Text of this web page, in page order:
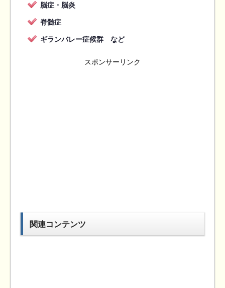
脳症・脳炎
脊髄症
ギランバレー症候群 など
スポンサーリンク
関連コンテンツ